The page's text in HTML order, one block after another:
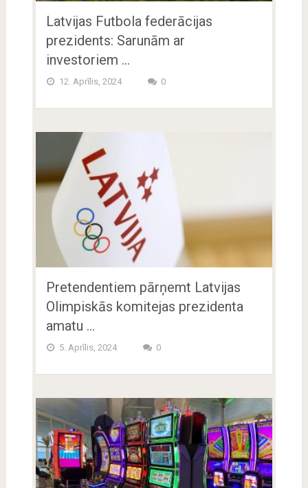
Latvijas Futbola federācijas
prezidents: Sarunām ar
investoriem …
12. Aprīlis, 2024 0
Pretendentiem pārņemt Latvijas
Olimpiskās komitejas prezidenta
amatu …
5. Aprīlis, 2024 0